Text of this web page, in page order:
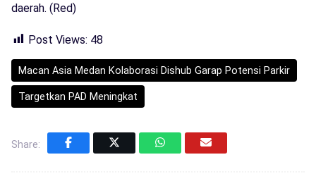
daerah. (Red)
Post Views: 48
Macan Asia Medan Kolaborasi Dishub Garap Potensi Parkir
Targetkan PAD Meningkat
Share: